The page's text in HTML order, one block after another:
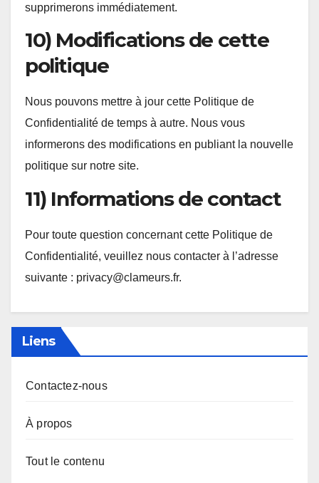
supprimerons immédiatement.
10) Modifications de cette
politique
Nous pouvons mettre à jour cette Politique de
Confidentialité de temps à autre. Nous vous
informerons des modifications en publiant la nouvelle
politique sur notre site.
11) Informations de contact
Pour toute question concernant cette Politique de
Confidentialité, veuillez nous contacter à l’adresse
suivante : privacy@clameurs.fr.
Liens
Contactez-nous
À propos
Tout le contenu